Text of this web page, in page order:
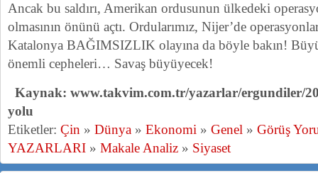
Ancak bu saldırı, Amerikan ordusunun ülkedeki
olmasının önünü açtı. Ordularımız, Nijer’de
Katalonya BAĞIMSIZLIK olayına da böyle bakın!
önemli cepheleri… Savaş büyüyecek!
Kaynak: www.takvim.com.tr/yazarlar/ergundiler/
yolu
Etiketler: Çin » Dünya » Ekonomi » Genel » Görüş
YAZARLARI » Makale Analiz » Siyaset